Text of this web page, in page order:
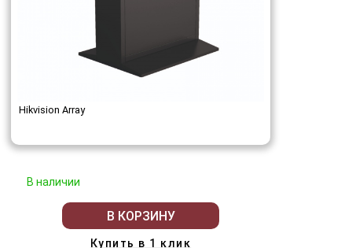
Hikvision Array
В наличии
В КОРЗИНУ
Купить в 1 клик